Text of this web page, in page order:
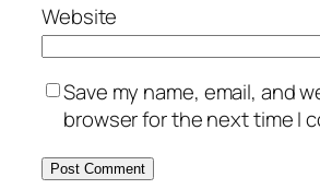
Website
Save my name, email, and
browser for the next time I